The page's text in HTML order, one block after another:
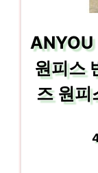
ANYOU
원피스
즈 원피